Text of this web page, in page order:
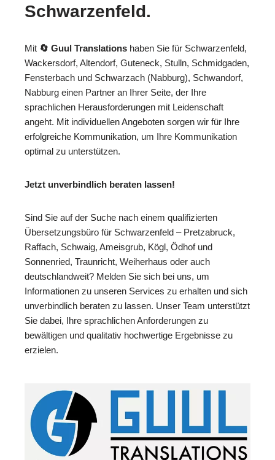
Schwarzenfeld.
Mit 🔄 Guul Translations haben Sie für Schwarzenfeld,
Wackersdorf, Altendorf, Guteneck, Stulln, Schmidgaden,
Fensterbach und Schwarzach (Nabburg), Schwandorf,
Nabburg einen Partner an Ihrer Seite, der Ihre
sprachlichen Herausforderungen mit Leidenschaft
angeht. Mit individuellen Angeboten sorgen wir für Ihre
erfolgreiche Kommunikation, um Ihre Kommunikation
optimal zu unterstützen.
Jetzt unverbindlich beraten lassen!
Sind Sie auf der Suche nach einem qualifizierten
Übersetzungsbüro für Schwarzenfeld – Pretzabruck,
Raffach, Schwaig, Ameisgrub, Kögl, Ödhof und
Sonnenried, Traunricht, Weiherhaus oder auch
deutschlandweit? Melden Sie sich bei uns, um
Informationen zu unseren Services zu erhalten und sich
unverbindlich beraten zu lassen. Unser Team unterstützt
Sie dabei, Ihre sprachlichen Anforderungen zu
bewältigen und qualitativ hochwertige Ergebnisse zu
erzielen.